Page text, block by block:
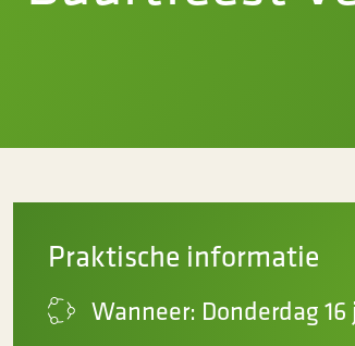
Praktische informatie
Wanneer: Donderdag 16